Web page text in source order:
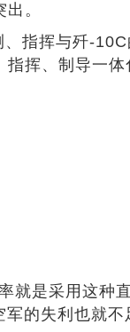
。
指挥与歼-10C
挥、制导一体
就是采用这种
的失利也就不